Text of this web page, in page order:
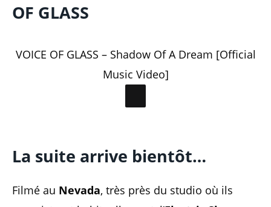
OF GLASS
VOICE OF GLASS – Shadow Of A Dream [Official
Music Video]
La suite arrive bientôt…
Filmé au Nevada, très près du studio où ils